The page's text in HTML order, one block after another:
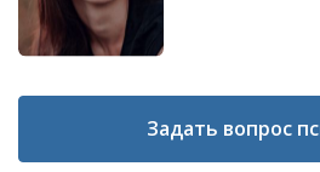
Задать вопрос